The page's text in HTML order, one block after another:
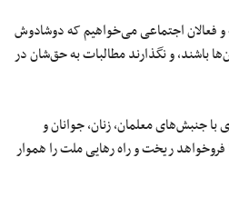
و فعالان اجتماعی می‌خواهیم که دوشادوش
باشند، و نگذارند مطالبات به حق‌شان در
با جنبش‌های معلمان، زنان، جوانان و
فروخواهد ریخت و راه رهایی ملت را هموار